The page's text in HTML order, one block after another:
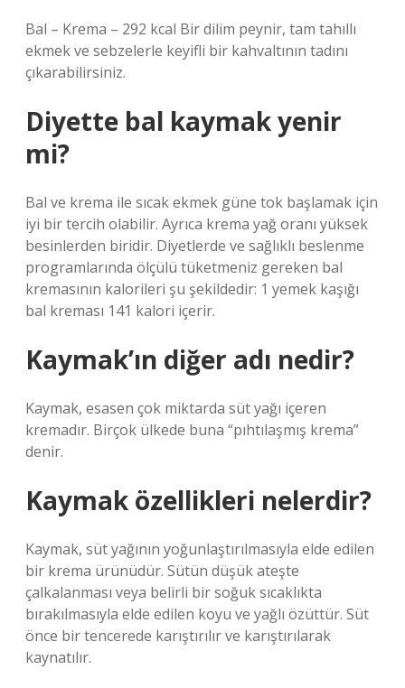
Bal – Krema – 292 kcal Bir dilim peynir, tam tahıllı
ekmek ve sebzelerle keyifli bir kahvaltının tadını
çıkarabilirsiniz.
Diyette bal kaymak yenir
mi?
Bal ve krema ile sıcak ekmek güne tok başlamak için
iyi bir tercih olabilir. Ayrıca krema yağ oranı yüksek
besinlerden biridir. Diyetlerde ve sağlıklı beslenme
programlarında ölçülü tüketmeniz gereken bal
kremasının kalorileri şu şekildedir: 1 yemek kaşığı
bal kreması 141 kalori içerir.
Kaymak’ın diğer adı nedir?
Kaymak, esasen çok miktarda süt yağı içeren
kremadır. Birçok ülkede buna “pıhtılaşmış krema”
denir.
Kaymak özellikleri nelerdir?
Kaymak, süt yağının yoğunlaştırılmasıyla elde edilen
bir krema ürünüdür. Sütün düşük ateşte
çalkalanması veya belirli bir soğuk sıcaklıkta
bırakılmasıyla elde edilen koyu ve yağlı özüttür. Süt
önce bir tencerede karıştırılır ve karıştırılarak
kaynatılır.